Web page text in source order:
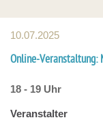
10.07.2025
Online-Veranstaltung:
18 - 19 Uhr
Veranstalter